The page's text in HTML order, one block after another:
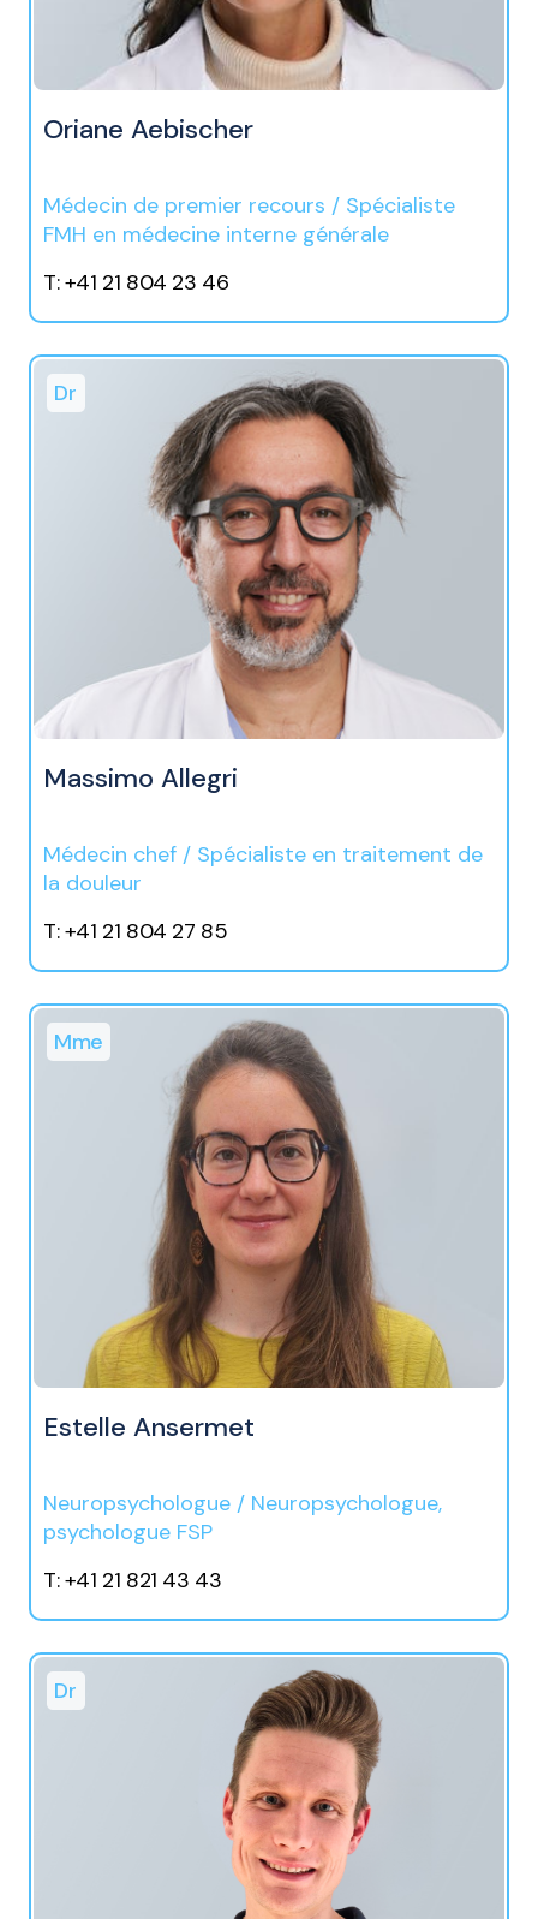
Oriane Aebischer
Médecin de premier recours / Spécialiste
FMH en médecine interne générale
T: +41 21 804 23 46
Dr
Massimo Allegri
Médecin chef / Spécialiste en traitement de
la douleur
T: +41 21 804 27 85
Mme
Estelle Ansermet
Neuropsychologue / Neuropsychologue,
psychologue FSP
T: +41 21 821 43 43
Dr